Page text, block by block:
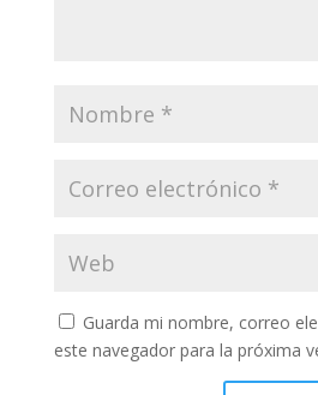
Guarda mi nombre, correo
este navegador para la próxima